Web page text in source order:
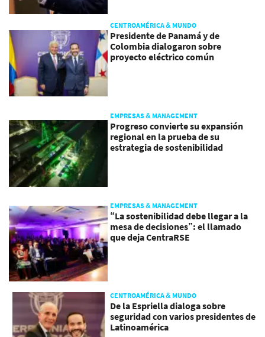
CENTROAMÉRICA & MUNDO
Presidente de Panamá y de
Colombia dialogaron sobre
proyecto eléctrico común
EMPRESAS & MANAGEMENT
Progreso convierte su expansión
regional en la prueba de su
estrategia de sostenibilidad
EMPRESAS & MANAGEMENT
“La sostenibilidad debe llegar a la
mesa de decisiones”: el llamado
que deja CentraRSE
CENTROAMÉRICA & MUNDO
De la Espriella dialoga sobre
seguridad con varios presidentes de
Latinoamérica